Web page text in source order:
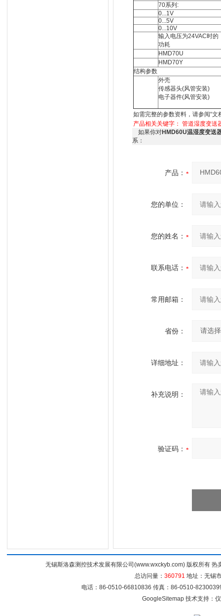
70系列:
0...1V
0...5V
0...10V
输入电压为24VAC时的
功耗
HMD70U
HMD70Y
结构参数
外壳
传感器头(风管安装)
电子器件(风管安装)
如需完整的参数资料，请参阅“文
产品相关关键字： 管道湿度变送
如果你对HMD60U温湿度变送
系：
产品：
您的单位：
您的姓名：
联系电话：
常用邮箱：
省份：
详细地址：
补充说明：
验证码：
无锡斯洛森测控技术发展有限公司(www.wxckyb.com) 版权所有
总访问量： 360791 地址：无锡
电话：86-0510-66810836 传真：86-0510-
GoogleSitemap技术支持：